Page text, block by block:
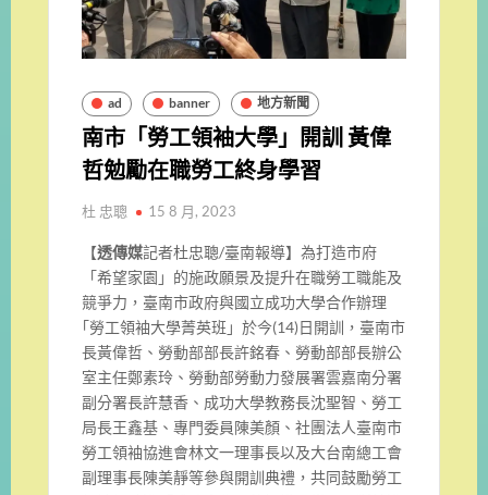
ad banner 地方新聞
南市「勞工領袖大學」開訓 黃偉
哲勉勵在職勞工終身學習
杜 忠聰 15 8 月, 2023
【透傳媒記者杜忠聰/臺南報導】為打造市府
「希望家園」的施政願景及提升在職勞工職能及
競爭力，臺南市政府與國立成功大學合作辦理
｢勞工領袖大學菁英班」於今(14)日開訓，臺南市
長黃偉哲、勞動部部長許銘春、勞動部部長辦公
室主任鄭素玲、勞動部勞動力發展署雲嘉南分署
副分署長許慧香、成功大學教務長沈聖智、勞工
局長王鑫基、專門委員陳美顏、社團法人臺南市
勞工領袖協進會林文一理事長以及大台南總工會
副理事長陳美靜等參與開訓典禮，共同鼓勵勞工